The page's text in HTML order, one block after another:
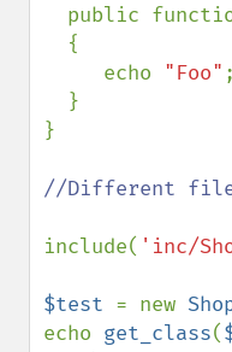
public
     echo
"Foo" ;
}
//Different
include( 'inc/
$test = new
echo get_class(